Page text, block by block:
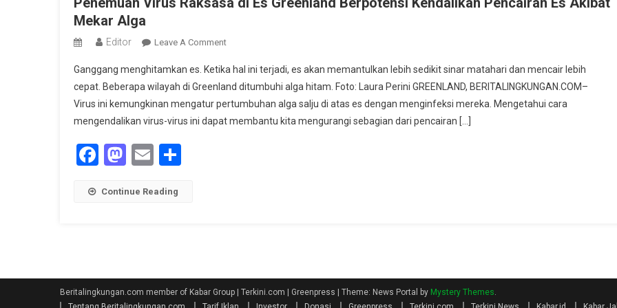
Mekar Alga
Editor Leave A CommentOn
Virus
Raksasa
Di
Es
Ganggang menghitamkan es. Ketika hal ini terjadi, es akan memantulkan lebih sedikit sinar matahari dan mencair lebih
cepat. Beberapa wilayah di Greenland ditumbuhi alga hitam. Foto: Laura Perini GREENLAND, BERITALINGKUNGAN.COM–
Virus ini kemungkinan mengatur pertumbuhan alga salju di atas es dengan menginfeksi mereka. Mengetahui cara
mengendalikan virus-virus ini dapat membantu kita mengurangi sebagian dari pencairan […]
Facebook
Mastodon
Email
Continue Reading
Beritalingkungan.com member of Kabar Group | Terkini.com | Greenpress Theme: News Portal by Mystery Themes.